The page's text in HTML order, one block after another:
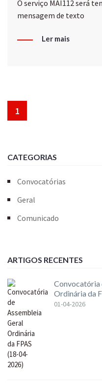
O serviço MAI112 será
mensagem de texto
Ler mais
1
CATEGORIAS
Convocatórias
Geral
Comunicado
ARTIGOS RECENTES
Convocatória
Ordinária da
01-04-2026